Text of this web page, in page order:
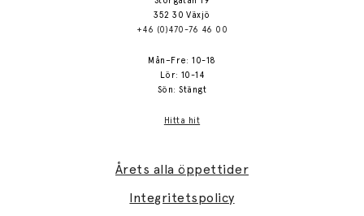
352 30 Växjö
+46 (0)470-76 46 00
Mån–Fre: 10-18
Lör: 10-14
Sön: Stängt
Hitta hit
Årets alla öppettider
Integritetspolicy